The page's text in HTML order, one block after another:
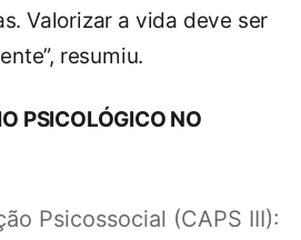
Valorizar a vida deve ser
resumiu.
PSICOLÓGICO NO
Psicossocial (CAPS III):